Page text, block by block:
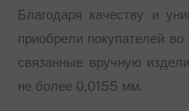
Благодаря качеству и
приобрели покупателей
связанные вручную
не более 0,0155 мм.